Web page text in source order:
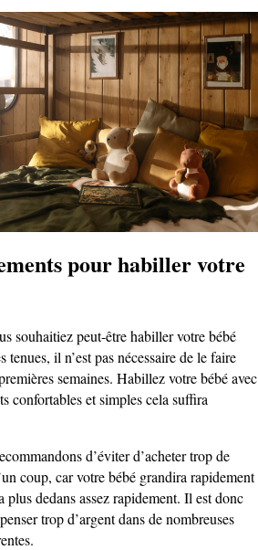
pour habiller votre
souhaitiez peut-être habiller votre bébé
tenues, il n’est pas nécessaire de le faire
semaines. Habillez votre bébé avec
confortables et simples cela suffira
d’éviter d’acheter trop de
coup, car votre bébé grandira rapidement
plus dedans assez rapidement. Il est donc
trop d’argent dans de nombreuses